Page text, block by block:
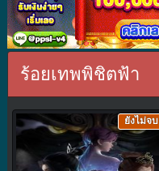
ร้อยเทพพิชิตฟ้า
ยังไม่จบ